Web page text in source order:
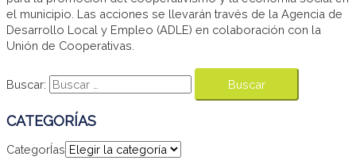
el municipio. Las acciones se llevarán través de la Agencia de
Desarrollo Local y Empleo (ADLE) en colaboración con la
Unión de Cooperativas.
Buscar:
CATEGORÍAS
CategorÍas